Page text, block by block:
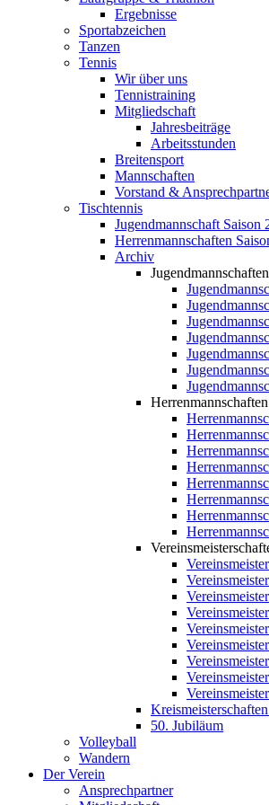
Ergebnisse
Sportabzeichen
Tanzen
Tennis
Wir über uns
Tennistraining
Mitgliedschaft
Jahresbeiträge
Arbeitsstunden
Breitensport
Mannschaften
Vorstand &
Tischtennis
Jugendmannschaft Saison
Herrenmannschaften
Archiv
Jugendmannschaften
Herrenmannschaften
50. Jubiläum
Volleyball
Wandern
Der Verein
Ansprechpartner